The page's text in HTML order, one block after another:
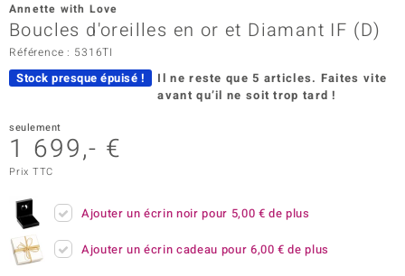
Collection
Annette with Love
Boucles d'oreilles en or et Diamant IF (D)
Référence : 5316TI
Stock presque épuisé ! Il ne reste que 5 articles. Faites vite
avant qu’il ne soit trop tard !
seulement
1 699,- €
Prix TTC
Ajouter un écrin noir pour 5,00 € de plus
Ajouter un écrin cadeau pour 6,00 € de plus